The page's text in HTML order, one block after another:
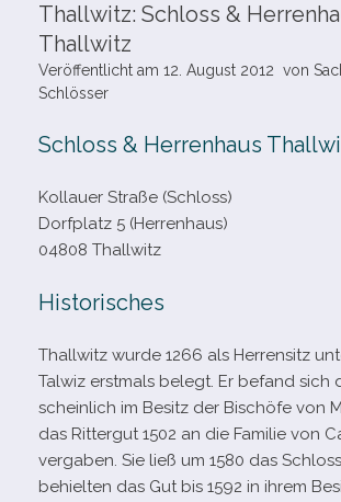
Thallwitz: Schloss &
Thallwitz
Veröffentlicht am 12. August 2012 von
Schlösser
Schloss & Herrenhaus
Kollauer Straße (Schloss)
Dorfplatz 5 (Herrenhaus)
04808 Thallwitz
Historisches
Thallwitz wurde 1266 als Herrensitz
Talwiz erst­mals belegt. Er befand
schein­lich im Besitz der Bischöfe von
das Rittergut 1502 an die Familie von
ver­ga­ben. Sie ließ um 1580 das
behiel­ten das Gut bis 1592 in ihrem